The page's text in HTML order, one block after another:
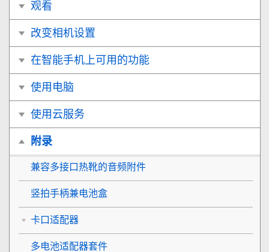
观看
改变相机设置
在智能手机上可用的功能
使用电脑
使用云服务
附录
兼容多接口热靴的音频附件
竖拍手柄兼电池盒
卡口适配器
多电池适配器套件